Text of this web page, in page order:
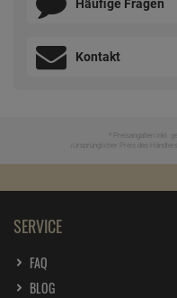
Häufige Fragen
Kontakt
* Preisangaben inkl.
Ursprünglicher Preis des Händlers,
SERVICE
FAQ
BLOG